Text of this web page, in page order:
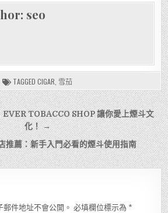
seo
TAGGED CIGAR, 雪茄
TOBACCO SHOP 讓你愛上煙斗文
化！ →
推薦：新手入門必看的煙斗使用指南
件地址不會公開。 必填欄位標示為 *